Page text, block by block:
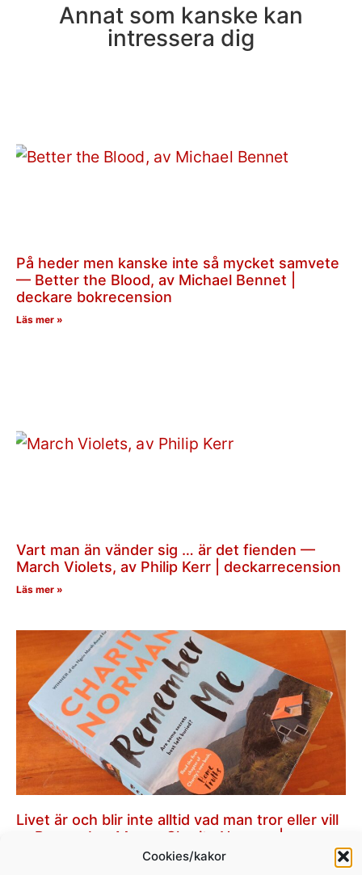
Cookies/kakor
Annat som kanske kan
intressera dig
På heder men kanske inte så mycket samvete
— Better the Blood, av Michael Bennet |
deckare bokrecension
Läs mer »
Vart man än vänder sig … är det fienden —
March Violets, av Philip Kerr | deckarrecension
Läs mer »
Livet är och blir inte alltid vad man tror eller vill
— Remember Me, av Charity Norman |